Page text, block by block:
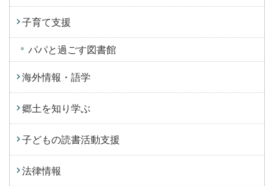
子育て支援
パパと過ごす図書館
海外情報・語学
郷土を知り学ぶ
子どもの読書活動支援
法律情報